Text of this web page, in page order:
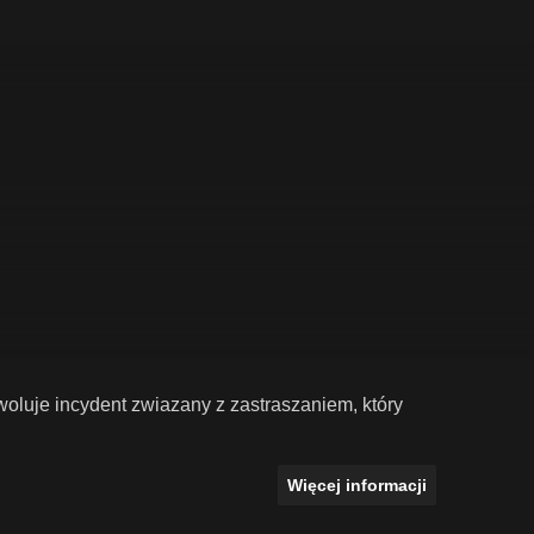
incydent zwiazany z zastraszaniem, który
Więcej informacji